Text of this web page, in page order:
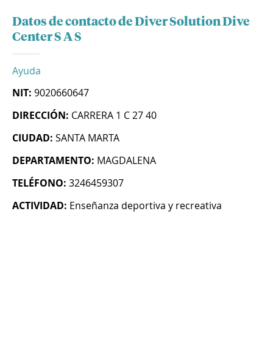
Datos de contacto de Diver Solution Dive
Center S A S
Ayuda
NIT: 9020660647
DIRECCIÓN: CARRERA 1 C 27 40
CIUDAD: SANTA MARTA
DEPARTAMENTO: MAGDALENA
TELÉFONO: 3246459307
ACTIVIDAD: Enseñanza deportiva y recreativa